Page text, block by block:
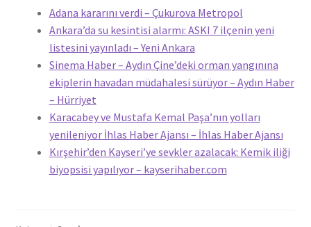
Adana kararını verdi – Çukurova Metropol
Ankara’da su kesintisi alarmı: ASKI 7 ilçenin yeni
listesini yayınladı – Yeni Ankara
Sinema Haber – Aydın Çine’deki orman yangınına
ekiplerin havadan müdahalesi sürüyor – Aydın Haber
– Hürriyet
Karacabey ve Mustafa Kemal Paşa’nın yolları
yenileniyor İhlas Haber Ajansı – İhlas Haber Ajansı
Kırşehir’den Kayseri’ye sevkler azalacak: Kemik iliği
biyopsisi yapılıyor – kayserihaber.com